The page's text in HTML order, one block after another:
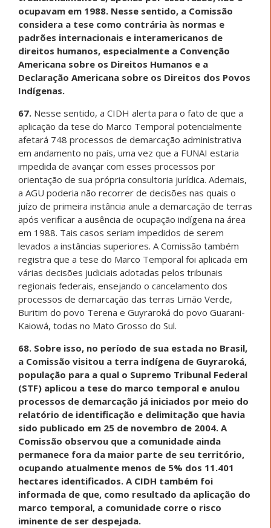
ocupavam em 1988. Nesse sentido, a Comissão
considera a tese como contrária às normas e
padrões internacionais e interamericanos de
direitos humanos, especialmente a Convenção
Americana sobre os Direitos Humanos e a
Declaração Americana sobre os Direitos dos Povos
Indígenas.
67. Nesse sentido, a CIDH alerta para o fato de que a
aplicação da tese do Marco Temporal potencialmente
afetará 748 processos de demarcação administrativa
em andamento no país, uma vez que a FUNAI estaria
impedida de avançar com esses processos por
orientação de sua própria consultoria jurídica. Ademais,
a AGU poderia não recorrer de decisões nas quais o
juízo de primeira instância anule a demarcação de terras
após verificar a ausência de ocupação indígena na área
em 1988. Tais casos seriam impedidos de serem
levados a instâncias superiores. A Comissão também
registra que a tese do Marco Temporal foi aplicada em
várias decisões judiciais adotadas pelos tribunais
regionais federais, ensejando o cancelamento dos
processos de demarcação das terras Limão Verde,
Buritim do povo Terena e Guyraroká do povo Guarani-
Kaiowá, todas no Mato Grosso do Sul.
68. Sobre isso, no período de sua estada no Brasil,
a Comissão visitou a terra indígena de Guyraroká,
população para a qual o Supremo Tribunal Federal
(STF) aplicou a tese do marco temporal e anulou
processos de demarcação já iniciados por meio do
relatório de identificação e delimitação que havia
sido publicado em 25 de novembro de 2004. A
Comissão observou que a comunidade ainda
permanece fora da maior parte de seu território,
ocupando atualmente menos de 5% dos 11.401
hectares identificados. A CIDH também foi
informada de que, como resultado da aplicação do
marco temporal, a comunidade corre o risco
iminente de ser despejada.